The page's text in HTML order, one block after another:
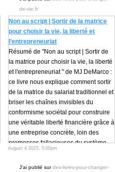
courants.
J'ai donc sélectionné trois livres qui
abordent tous la création d'entreprise
mais sous des angles
complémentaires : le premier vous
guide dans l'aventure du freelancing
et de l'indépendance, le second vous
apprend à construire une marque forte
pour votre petite entreprise, tandis que
le troisième vous donne une méthode
rigoureuse pour évaluer la viabilité de
tout projet entrepreneurial.
Ces ouvrages seront parfaits pour
vous accompagner dans votre
donnant les clés pratiques pour
de-vie.fr
Non au script | Sortir de la matrice
pour choisir la vie, la liberté et
l’entrepreneuriat
Résumé de "Non au script | Sortir de
la matrice pour choisir la vie, la liberté
et l'entrepreneuriat " de MJ DeMarco :
ce livre nous explique comment sortir
de la matrice du salariat traditionnel et
briser les chaînes invisibles du
conformisme sociétal pour construire
une véritable liberté financière grâce à
une entreprise concrète, loin des
promesses fallacieuses du système
traditionnel.
August 4 2025, 5:00pm
J'ai publié surdes-livres-pour-changer-